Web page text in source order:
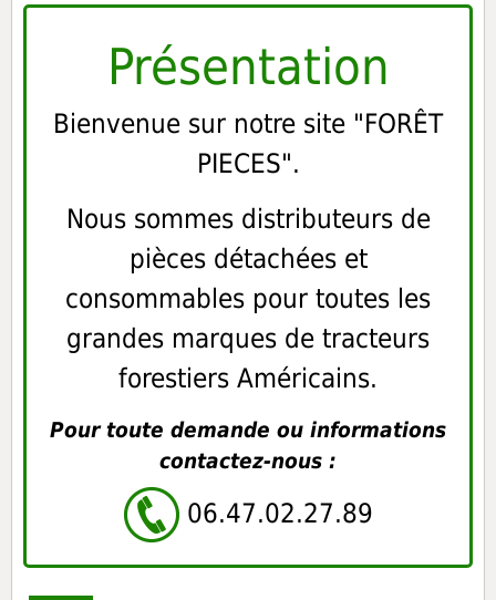
Présentation
Bienvenue sur notre site "FORÊT
PIECES".
Nous sommes distributeurs de
pièces détachées et
consommables pour toutes les
grandes marques de tracteurs
forestiers Américains.
Pour toute demande ou informations
contactez-nous :
06.47.02.27.89